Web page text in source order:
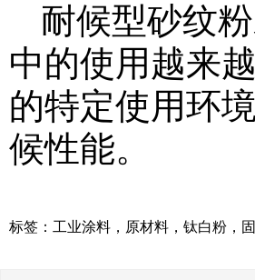
耐候型砂纹
中的使用越来
的特定使用环
候性能。
标签： 工业涂料 ， 原材料 ， 钛白粉 ，